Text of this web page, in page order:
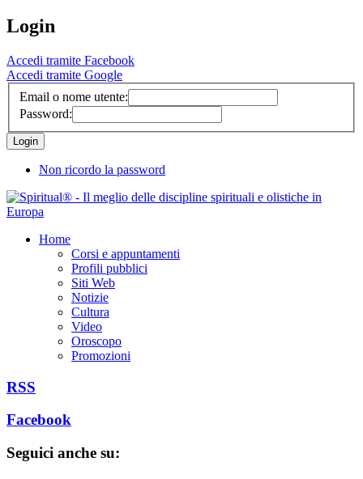
Login
Accedi tramite Facebook
Accedi tramite Google
Email o nome utente:
Password:
Non ricordo la password
Home
Corsi e appuntamenti
Profili pubblici
Siti Web
Notizie
Cultura
Video
Oroscopo
Promozioni
RSS
Facebook
Seguici anche su: